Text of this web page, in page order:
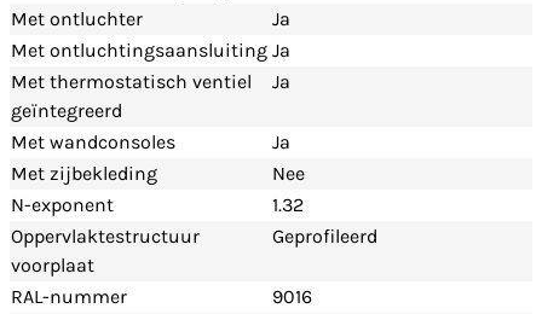
Met ontluchter
Ja
Met ontluchtingsaansluiting Ja
Met thermostatisch ventiel
geïntegreerd
Ja
Met wandconsoles
Ja
Met zijbekleding
Nee
N-exponent
1.32
Oppervlaktestructuur
voorplaat
Geprofileerd
RAL-nummer
9016